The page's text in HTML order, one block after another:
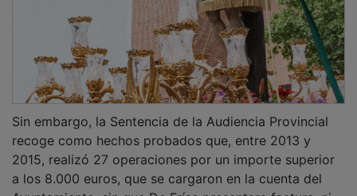
recoge como hechos probados que, entre 2013 y
2015, realizó 27 operaciones por un importe superior
a los 8.000 euros, que se cargaron en la cuenta del
Ayuntamiento, sin que De Frías presentara factura, ni